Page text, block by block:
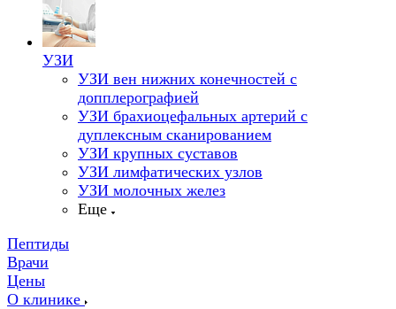
УЗИ
УЗИ вен нижних конечностей с
допплерографией
УЗИ брахиоцефальных артерий с
дуплексным сканированием
УЗИ крупных суставов
УЗИ лимфатических узлов
УЗИ молочных желез
Еще
Пептиды
Врачи
Цены
О клинике